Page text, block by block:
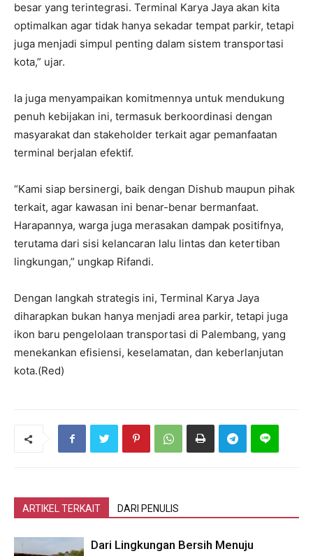
besar yang terintegrasi. Terminal Karya Jaya akan kita
optimalkan agar tidak hanya sekadar tempat parkir, tetapi
juga menjadi simpul penting dalam sistem transportasi
kota,” ujar.
Ia juga menyampaikan komitmennya untuk mendukung
penuh kebijakan ini, termasuk berkoordinasi dengan
masyarakat dan stakeholder terkait agar pemanfaatan
terminal berjalan efektif.
“Kami siap bersinergi, baik dengan Dishub maupun pihak
terkait, agar kawasan ini benar-benar bermanfaat.
Harapannya, warga juga merasakan dampak positifnya,
terutama dari sisi kelancaran lalu lintas dan ketertiban
lingkungan,” ungkap Rifandi.
Dengan langkah strategis ini, Terminal Karya Jaya
diharapkan bukan hanya menjadi area parkir, tetapi juga
ikon baru pengelolaan transportasi di Palembang, yang
menekankan efisiensi, keselamatan, dan keberlanjutan
kota.(Red)
ARTIKEL TERKAIT DARI PENULIS
Dari Lingkungan Bersih Menuju